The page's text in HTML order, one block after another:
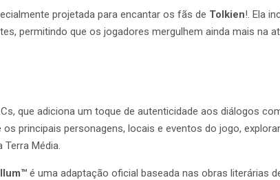
projetada para encantar os fãs de Tolkien!. Ela
permitindo que os jogadores mergulhem ainda mais na
que adiciona um toque de autenticidade aos diálogos
principais personagens, locais e eventos do jogo,
Média.
é uma adaptação oficial baseada nas obras literárias